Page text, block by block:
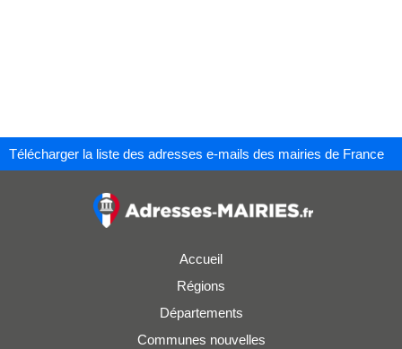
Télécharger la liste des adresses e-mails des mairies de France
Accueil
Régions
Départements
Communes nouvelles